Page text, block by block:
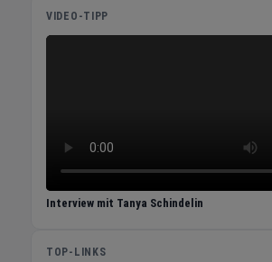
VIDEO-TIPP
Interview mit Tanya Schindelin
TOP-LINKS